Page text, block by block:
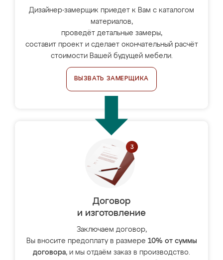
Дизайнер-замерщик приедет к Вам с каталогом
материалов,
проведёт детальные замеры,
составит проект и сделает окончательный расчёт
стоимости Вашей будущей мебели.
ВЫЗВАТЬ ЗАМЕРЩИКА
Договор
и изготовление
Заключаем договор,
Вы вносите предоплату в размере 10% от суммы
договора, и мы отдаём заказ в производство.